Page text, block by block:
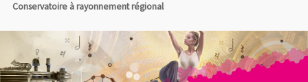
Conservatoire à rayonnement régional